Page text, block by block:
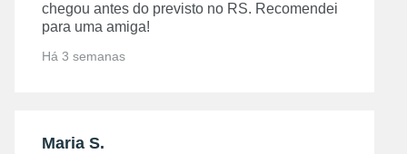
chegou antes do previsto no RS. Recomendei
para uma amiga!
Há 3 semanas
Maria S.